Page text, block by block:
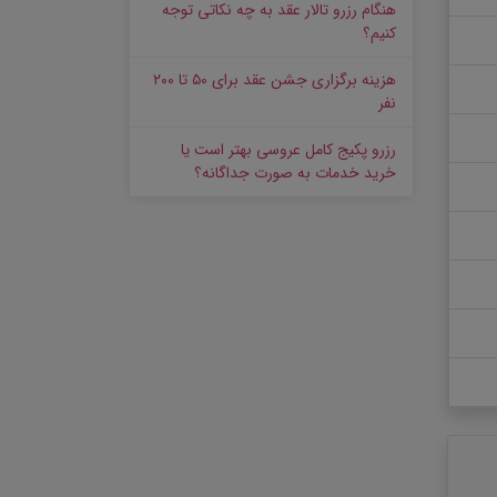
هنگام رزرو تالار عقد به چه نکاتی توجه
کنیم؟
هزینه برگزاری جشن عقد برای ۵۰ تا ۲۰۰
نفر
رزرو پکیج کامل عروسی بهتر است یا
خرید خدمات به‌ صورت جداگانه؟